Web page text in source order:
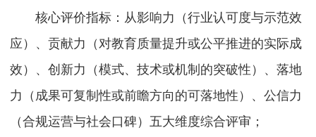
核心评价指标：从影响力（行业认可度与示范效
应）、贡献力（对教育质量提升或公平推进的实际成
效）、创新力（模式、技术或机制的突破性）、落地
力（成果可复制性或前瞻方向的可落地性）、公信力
（合规运营与社会口碑）五大维度综合评审；